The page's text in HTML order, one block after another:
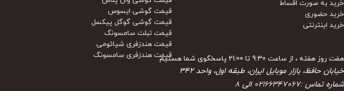
قیمت گوشی ایسوس
قیمت گوشی گوگل پیکسل
قیمت تبلت سامسونگ
قیمت هندزفری شیائومی
قیمت هندزفری سامسونگ
خرید به صورت اقساط
خرید حضوری
خرید اینترنتی
هفت روز هفته ، از ساعت 9:30 تا 21:00 پاسخگوی شما هستیم
خیابان حافظ، بازار موبایل ایران، طبقه اول، واحد ۳۴۲
شماره تماس :02166347067 الی 8